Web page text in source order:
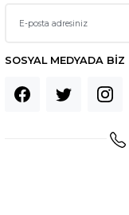
SOSYAL MEDYADA BİZ